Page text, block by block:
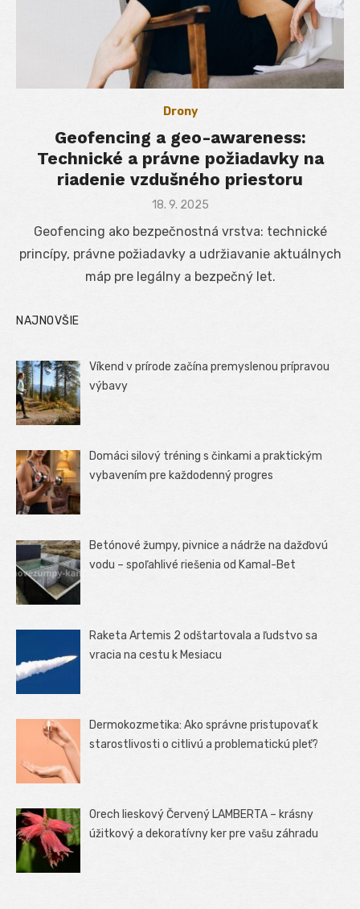
Drony
Geofencing a geo-awareness:
Technické a právne požiadavky na
riadenie vzdušného priestoru
Posted
18. 9. 2025
Geofencing ako bezpečnostná vrstva: technické
princípy, právne požiadavky a udržiavanie aktuálnych
máp pre legálny a bezpečný let.
NAJNOVŠIE
Víkend v prírode začína premyslenou prípravou
výbavy
Domáci silový tréning s činkami a praktickým
vybavením pre každodenný progres
Betónové žumpy, pivnice a nádrže na dažďovú
vodu – spoľahlivé riešenia od Kamal-Bet
Raketa Artemis 2 odštartovala a ľudstvo sa
vracia na cestu k Mesiacu
Dermokozmetika: Ako správne pristupovať k
starostlivosti o citlivú a problematickú pleť?
Orech lieskový Červený LAMBERTA – krásny
úžitkový a dekoratívny ker pre vašu záhradu